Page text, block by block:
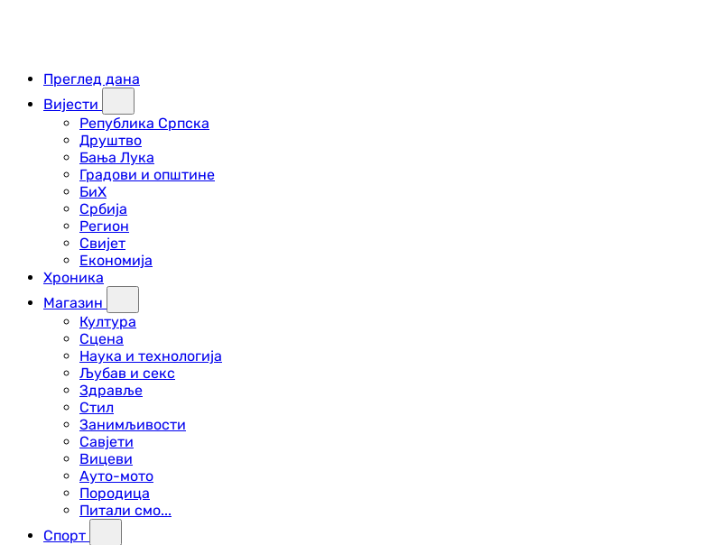
Преглед дана
Вијести
Република Српска
Друштво
Бања Лука
Градови и општине
БиХ
Србија
Регион
Свијет
Економија
Хроника
Магазин
Култура
Сцена
Наука и технологија
Љубав и секс
Здравље
Стил
Занимљивости
Савјети
Вицеви
Ауто-мото
Породица
Питали смо...
Спорт